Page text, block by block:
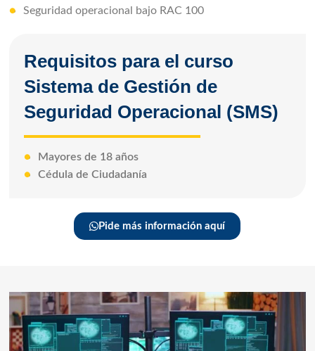
Seguridad operacional bajo RAC 100
Requisitos para el curso
Sistema de Gestión de
Seguridad Operacional (SMS)
Mayores de 18 años
Cédula de Ciudadanía
Pide más información aquí